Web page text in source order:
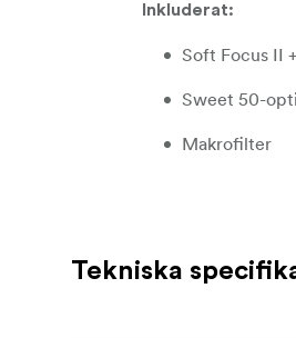
Inkluderat:
Soft Focus II
Sweet 50-
Makrofilter
Tekniska